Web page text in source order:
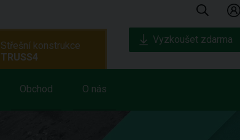
Obchod O nás
Střešní konstrukce
TRUSS4
Vyzkoušet zdarma